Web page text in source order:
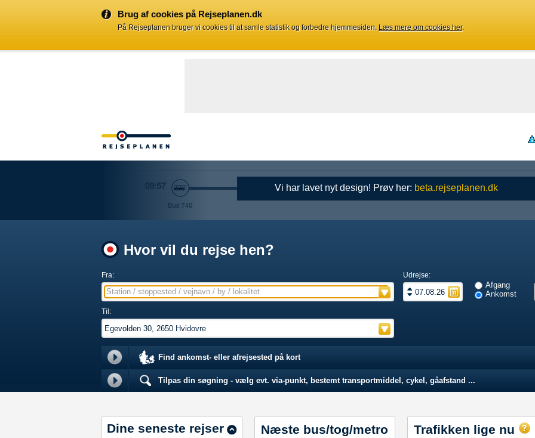
Brug af cookies på Rejseplanen.dk
På Rejseplanen bruger vi cookies til at samle statistik og forbedre hjemmesiden. Læs mere om cookies her.
Vi har lavet nyt design! Prøv her: beta.rejseplanen.dk
Hvor vil du rejse hen?
Fra:
Station / stoppested / vejnavn / by / lokalitet
Udrejse:
Afgang
Ankomst
Til:
Find ankomst- eller afrejsested på kort
Tilpas din søgning - vælg evt. via-punkt, bestemt transportmiddel, cykel, gåafstand ...
Dine seneste rejser Næste bus/tog/metro Trafikken lige nu